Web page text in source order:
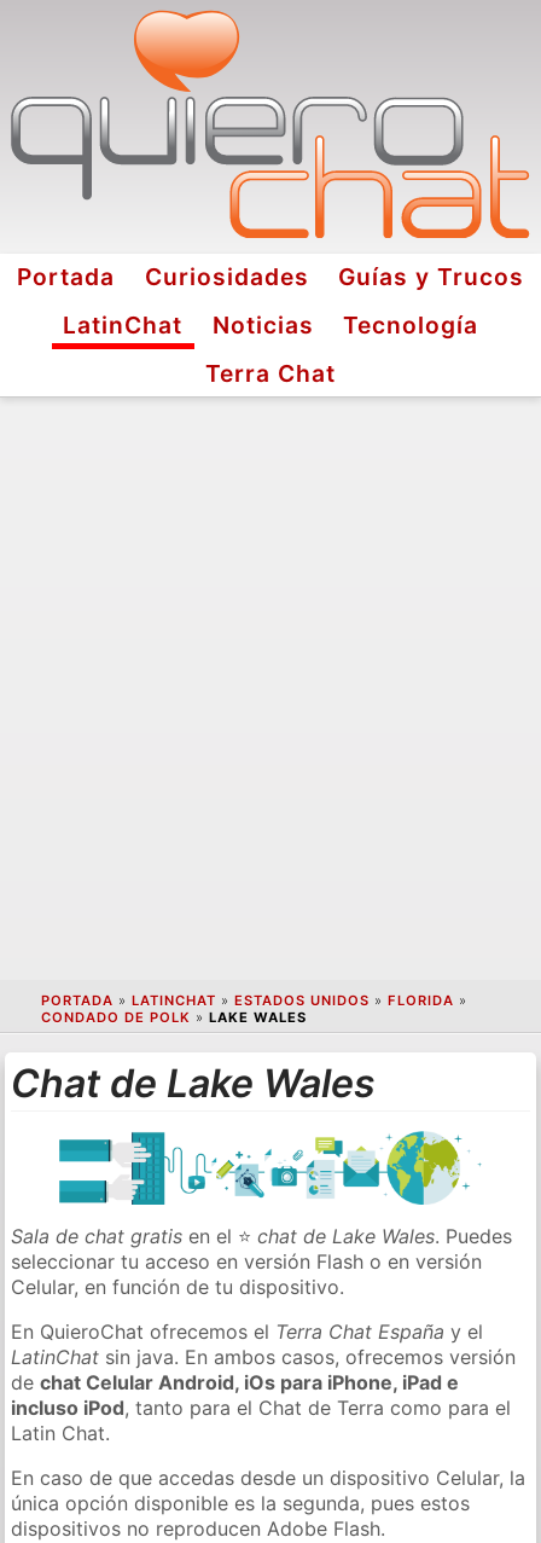
Portada Curiosidades
Guías y Trucos
LatinChat
Noticias
Tecnología
Terra Chat
PORTADA » LATINCHAT » ESTADOS UNIDOS » FLORIDA »
CONDADO DE POLK » LAKE WALES
Chat de Lake Wales
Sala de chat gratis en el ⭐chat de Lake Wales. Puedes
seleccionar tu acceso en versión Flash o en versión
Celular, en función de tu dispositivo.
En QuieroChat ofrecemos el Terra Chat España y el
LatinChat sin java. En ambos casos, ofrecemos versión
dechat Celular Android, iOs para iPhone, iPad e
incluso iPod, tanto para el Chat de Terra como para el
Latin Chat.
En caso de que accedas desde un dispositivo Celular, la
única opción disponible es la segunda, pues estos
dispositivos no reproducen Adobe Flash.